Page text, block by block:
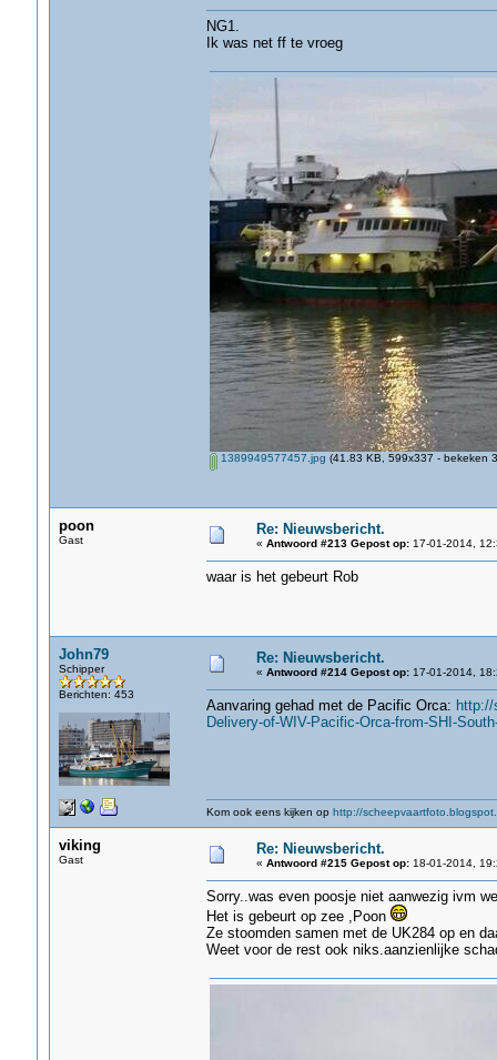
NG1.
Ik was net ff te vroeg
1389949577457.jpg (41.83 KB, 599x337 - bekeken
poon
Gast
Re: Nieuwsbericht.
« Antwoord #213 Gepost op:17-01-2014,
waar is het gebeurt Rob
John79
Schipper
Berichten: 453
Re: Nieuwsbericht.
« Antwoord #214 Gepost op:17-01-2014,
Aanvaring gehad met de Pacific Orca:
Delivery-of-WIV-Pacific-Orca-from-SHI-
Kom ook eens kijken op http://
viking
Gast
Re: Nieuwsbericht.
« Antwoord #215 Gepost op:18-01-2014,
Sorry..was even poosje niet aanwezig ivm
Het is gebeurt op zee ,Poon
Ze stoomden samen met de UK284 op en
Weet voor de rest ook niks.aanzienlijke